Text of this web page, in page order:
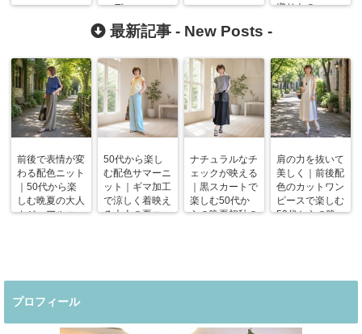
ーデ
織りもの
最新記事 - New Posts -
前後で表情が変
わる配色ニット
｜50代から楽
しむ晩夏の大人
カジュアルコー
50代から楽し
む配色サマーニ
ット｜ギマ加工
で涼しく着映え
る大人の夏コー
ナチュラルなチ
ェックが映える
｜黒スカートで
楽しむ50代か
らの晩夏初秋の
肩の力を抜いて
美しく｜前後配
色のカットワン
ピースで楽しむ
50代からの晩
プロフィール